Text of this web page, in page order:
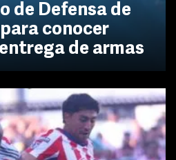
de Defensa de
conocer
de armas